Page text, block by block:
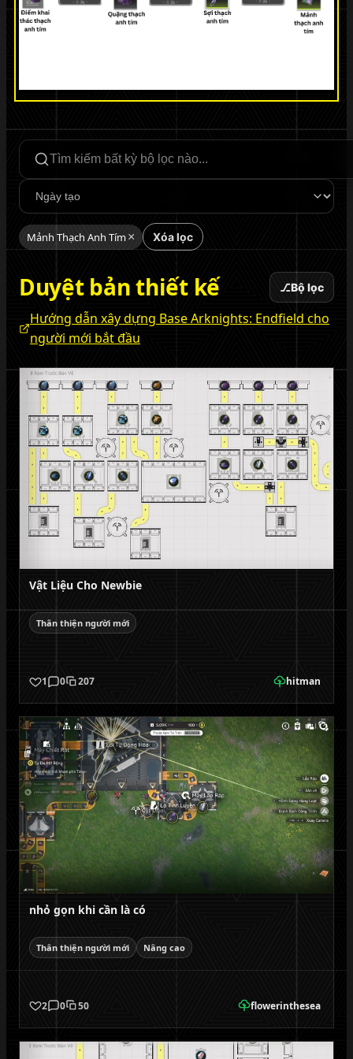
Tìm kiếm bộ lọc
Sắp xếp
Mảnh Thạch Anh Tím× Xóa lọc
Duyệt bản thiết kế ⎇Bộ lọc
Hướng dẫn xây dựng Base Arknights: Endfield cho
người mới bắt đầu
Vật Liệu Cho Newbie
Thân thiện người mới
1 0 207 hitman
nhỏ gọn khi cần là có
Thân thiện người mới Nâng cao
2 0 50 flowerinthesea